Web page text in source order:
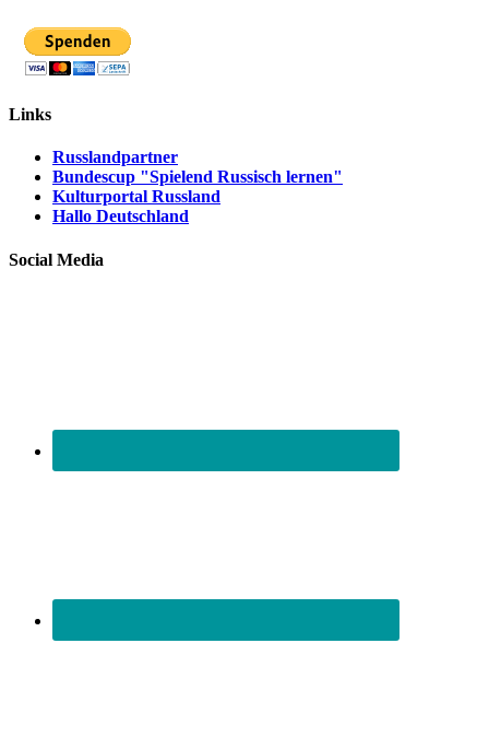
Links
Russlandpartner
Bundescup "Spielend Russisch lernen"
Kulturportal Russland
Hallo Deutschland
Social Media